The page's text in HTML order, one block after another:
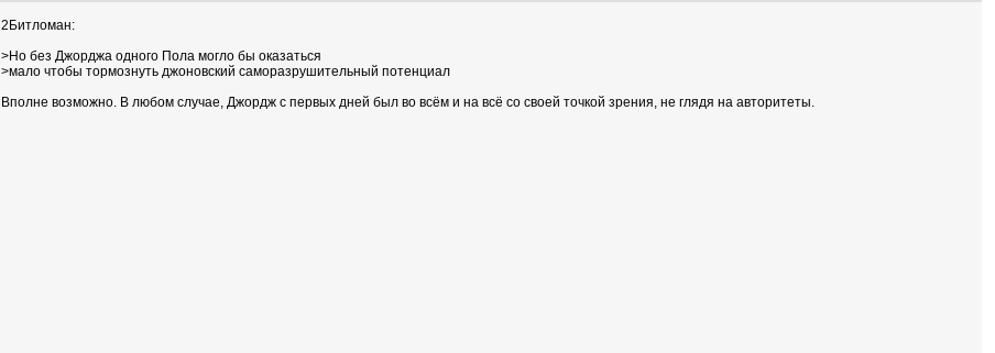
2Битломан:
>Но без Джорджа одного Пола могло бы оказаться
>мало чтобы тормознуть джоновский саморазрушительный потенциал
Вполне возможно. В любом случае, Джордж с первых дней был во всём и на всё со своей точкой зрения, не глядя на авторитеты.